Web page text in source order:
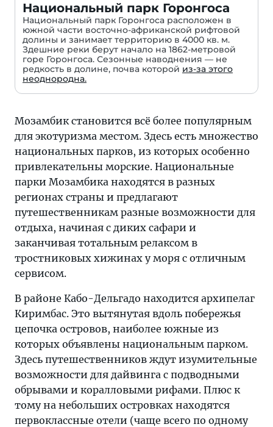
Национальный парк Горонгоса
Национальный парк Горонгоса расположен в
южной части восточно-африканской рифтовой
долины и занимает территорию в 4000 кв. м.
Здешние реки берут начало на 1862-метровой
горе Горонгоса. Сезонные наводнения — не
редкость в долине, почва которой из-за этого
неоднородна.
Мозамбик становится всё более популярным
для экотуризма местом. Здесь есть множество
национальных парков, из которых особенно
привлекательны морские. Национальные
парки Мозамбика находятся в разных
регионах страны и предлагают
путешественникам разные возможности для
отдыха, начиная с диких сафари и
заканчивая тотальным релаксом в
тростниковых хижинах у моря с отличным
сервисом.
В районе Кабо-Дельгадо находится архипелаг
Киримбас. Это вытянутая вдоль побережья
цепочка островов, наиболее южные из
которых объявлены национальным парком.
Здесь путешественников ждут изумительные
возможности для дайвинга с подводными
обрывами и коралловыми рифами. Плюс к
тому на небольших островках находятся
первоклассные отели (чаще всего по одному